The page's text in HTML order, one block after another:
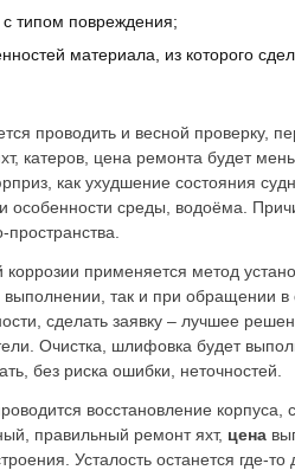
с типом повреждения;
материала, из которого
проводить и весной проверку,
катеров, цена ремонта будет
как ухудшение состояния
особенности среды, водоёма.
коррозии применяется метод
так и при обращении в
сделать заявку – лучшее
Очистка, шлифовка будет
без риска ошибки, неточностей.
восстановление
правильный ремонт яхт, цена
Усталость останется где-